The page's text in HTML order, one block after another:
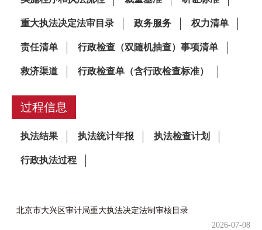
过程信息
北京市大兴区审计局重大执法决定法制审核目录
2026-07-08